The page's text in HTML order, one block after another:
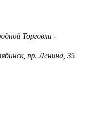
Торговли -
пр. Ленина, 35